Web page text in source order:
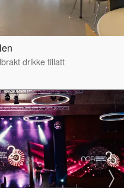
drikke tillatt